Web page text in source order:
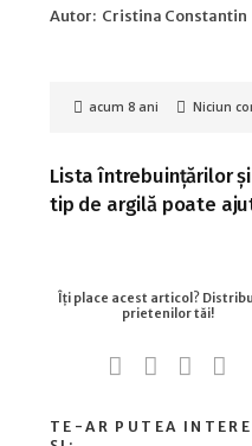
Autor: Cristina Constantin
acum 8 ani Niciun
Lista întrebuințărilor
tip de argilă poate